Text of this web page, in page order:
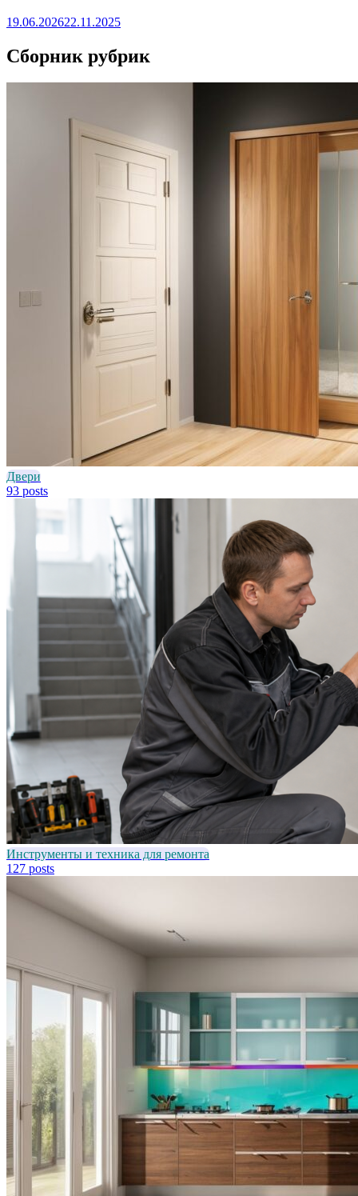
19.06.202622.11.2025
Сборник рубрик
Двери
93 posts
Инструменты и техника для ремонта
127 posts